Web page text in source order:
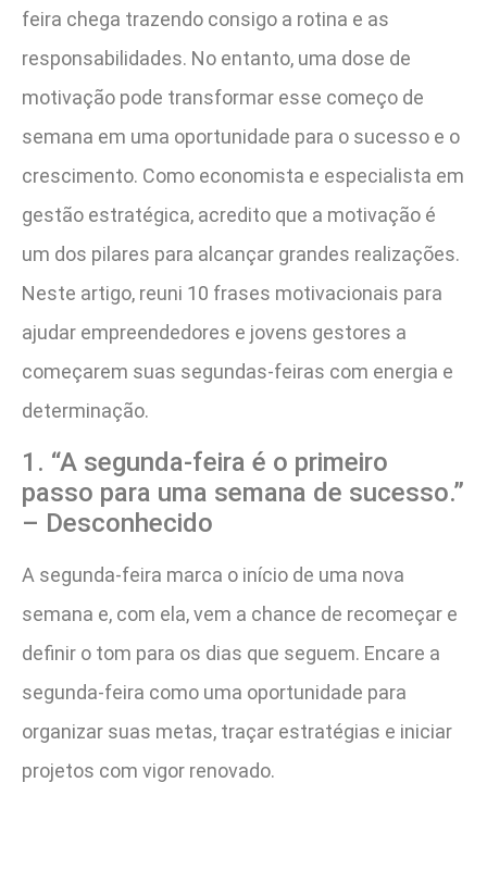
feira chega trazendo consigo a rotina e as
responsabilidades. No entanto, uma dose de
motivação pode transformar esse começo de
semana em uma oportunidade para o sucesso e o
crescimento. Como economista e especialista em
gestão estratégica, acredito que a motivação é
um dos pilares para alcançar grandes realizações.
Neste artigo, reuni 10 frases motivacionais para
ajudar empreendedores e jovens gestores a
começarem suas segundas-feiras com energia e
determinação.
1. “A segunda-feira é o primeiro
passo para uma semana de sucesso.”
– Desconhecido
A segunda-feira marca o início de uma nova
semana e, com ela, vem a chance de recomeçar e
definir o tom para os dias que seguem. Encare a
segunda-feira como uma oportunidade para
organizar suas metas, traçar estratégias e iniciar
projetos com vigor renovado.